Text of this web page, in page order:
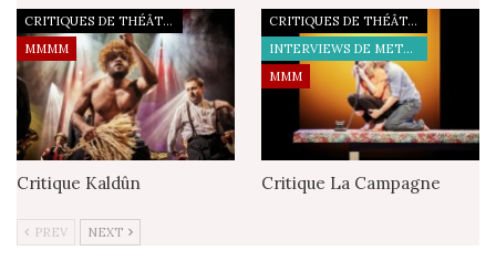
CRITIQUES DE THÉÂTRE
MMMM
Critique Kaldûn
CRITIQUES DE THÉÂTRE
INTERVIEWS DE METTEURS EN SCÈNE
MMM
Critique La Campagne
PREV NEXT